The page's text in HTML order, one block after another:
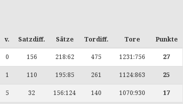
v. Satzdiff. Sätze Tordiff. Tore Punkte
0 156 218:62 475 1231:756 27
1 110 195:85 261 1124:863 25
5 32 156:124 140 1070:930 17